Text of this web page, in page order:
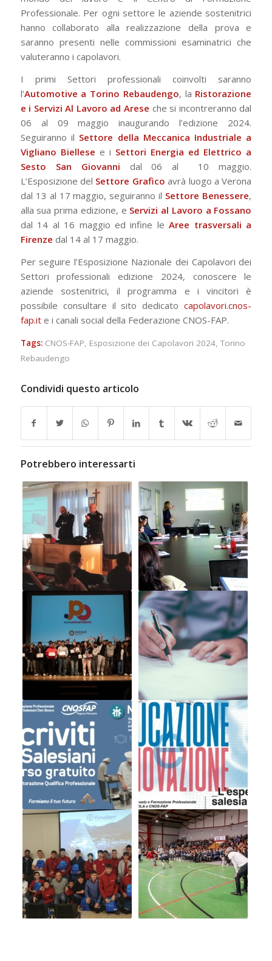
Professionale. Per ogni settore le aziende sostenitrici
hanno collaborato alla realizzazione della prova e
saranno presenti nelle commissioni esaminatrici che
valuteranno i capolavori.
I primi Settori professionali coinvolti saranno
l’Automotive a Torino Rebaudengo, la Ristorazione
e i Servizi Al Lavoro ad Arese che si incontreranno dal
06 al 09 maggio inaugurando l’edizione 2024.
Seguiranno il Settore della Meccanica Industriale a
Vigliano Biellese e i Settori Energia ed Elettrico a
Sesto San Giovanni dal 06 al 10 maggio.
L’Esposizione del Settore Grafico avrà luogo a Verona
dal 13 al 17 maggio, seguiranno il Settore Benessere,
alla sua prima edizione, e Servizi al Lavoro a Fossano
dal 14 al 16 maggio ed infine leAree trasversali a
Firenze dal 14 al 17 maggio.
Per seguire l’Esposizione Nazionale dei Capolavori dei
Settori professionali edizione 2024, conoscere le
aziende sostenitrici, il programma e i vincitori è
possibile consultare il sito dedicatocapolavori.cnos-
fap.ite i canali social della Federazione CNOS-FAP.
Tags: CNOS-FAP, Esposizione dei Capolavori 2024, Torino
Rebaudengo
Condividi questo articolo
Potrebbero interessarti